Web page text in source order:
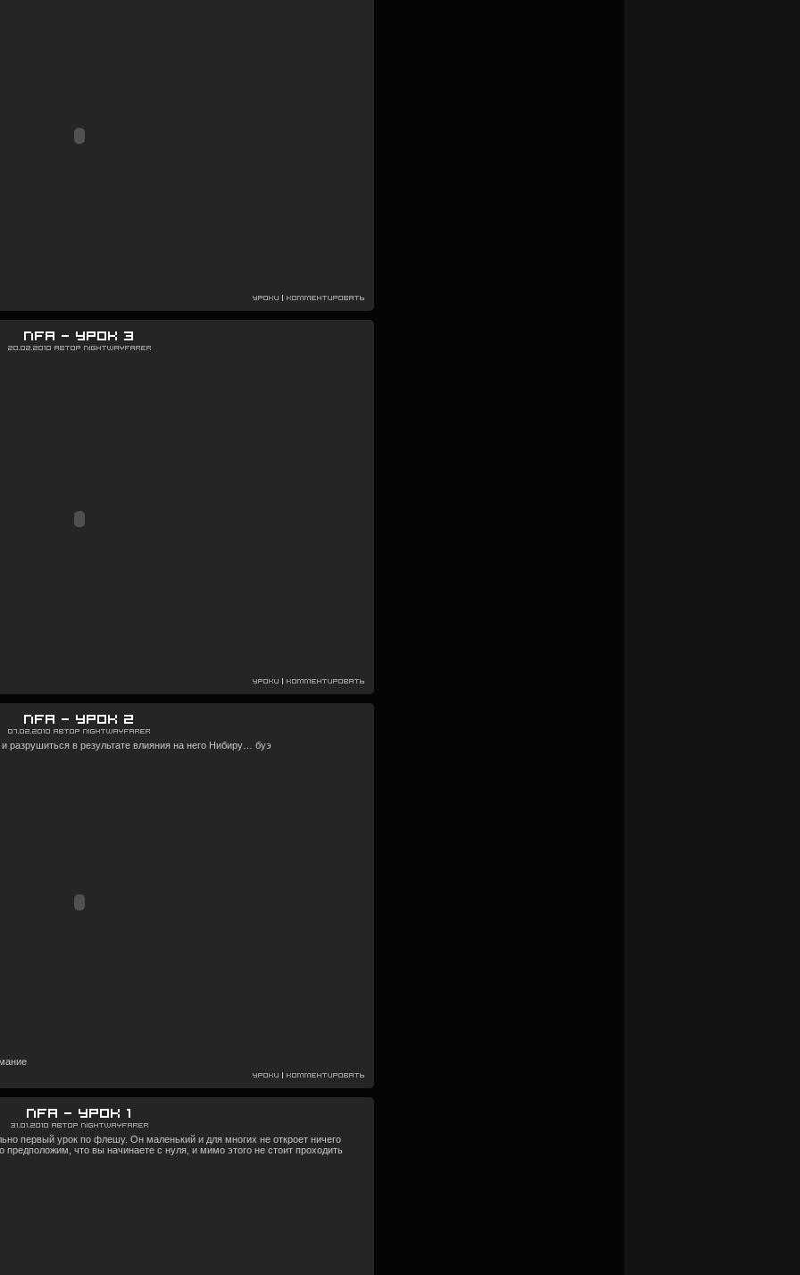
Уроки Комментировать
NFA — Урок 3
20.02.2010 Автор Nightwayfarer
Уроки Комментировать
NFA — Урок 2
07.02.2010 Автор Nightwayfarer
разрушиться в результате влияния на него Нибиру… буэ
Уроки Комментировать
NFA — Урок 1
31.01.2010 Автор Nightwayfarer
первый урок по флешу. Он маленький и для многих не откроет ничего
предположим, что вы начинаете с нуля, и мимо этого не стоит проходить